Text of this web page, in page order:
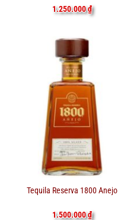
1.250.000₫
Tequila Reserva 1800 Anejo
1.500.000₫